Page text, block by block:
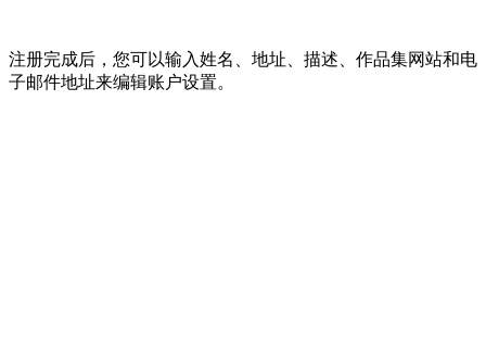
注册完成后，您可以输入姓名、地址、描述、作品集网站和电
子邮件地址来编辑账户设置。